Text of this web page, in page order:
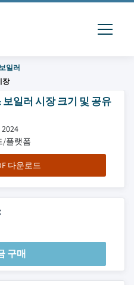
보일러
장
일러 시장 크기 및 공유
/플랫폼
다운로드
구매